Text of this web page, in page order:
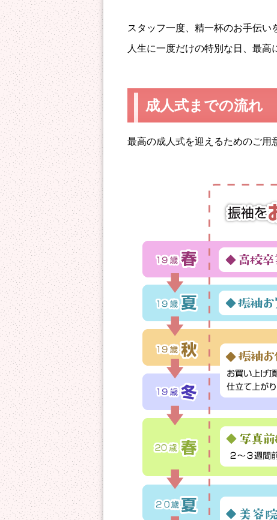
スタッフ一度、精一杯のお手伝い
人生に一度だけの特別な日、最高
成人式までの流れ
最高の成人式を迎えるためのご用